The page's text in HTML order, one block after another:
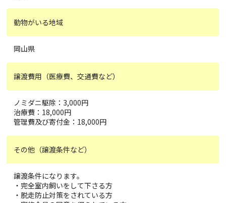
動物がいる地域
岡山県
譲渡費用（医療費、交通費など）
ノミダニ駆除：3,000円
治療費：18,000円
管理費及び寄付金：18,000円
その他（譲渡条件など）
譲渡条件になります。
・完全室内飼いをして下さる方
・脱走防止対策をされている方